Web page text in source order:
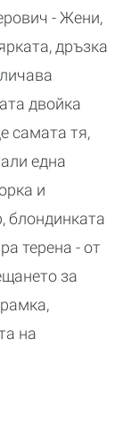
- Жени,
дръзка
двойка
самата тя,
една
и
блондинката
терена - от
за
на